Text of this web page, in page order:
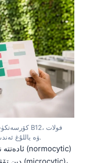
ۋە ياللۇغ ئەندىزىلىرىدىن ئايرىپ بېرىشكە ياردەم بېرىدۇ.